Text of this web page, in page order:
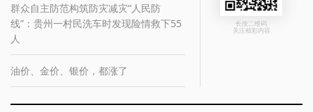
群众自主防范构筑防灾减灾“人民防
线”：贵州一村民洗车时发现险情救下55
人
油价、金价、银价，都涨了
长按二维码
关注精彩内容